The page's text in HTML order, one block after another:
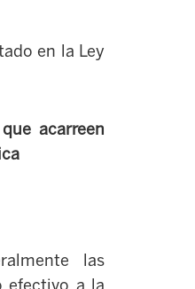
en la Ley
acarreen
las